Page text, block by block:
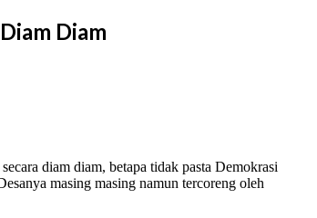
Diam
diam diam, betapa tidak pasta Demokrasi
masing masing namun tercoreng oleh